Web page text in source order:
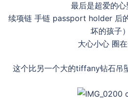
最后是超爱的心
续项链 手链 passport holder 后
坏的孩子）
大心小心 圈
这个比另一个大的tiffany钻石吊